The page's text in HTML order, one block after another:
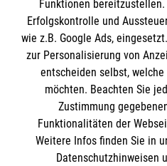
Impressum
Datenschutz
Kontakt
Barrierefreiheit
Die Malteser
Malteser in Deutschland
Malteserorden
Sharepoint
Spendenkonto
Funktionen
Erfolgskontrolle und
wie z.B. Google Ads,
zur Personalisierung von
entscheiden selbst,
möchten. Beachten Sie
Zustimmung
Funktionalitäten der
Weitere Infos finden Sie in
Datenschutzhinweisen